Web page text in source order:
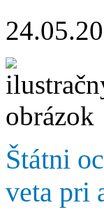
Štátni
veta pri